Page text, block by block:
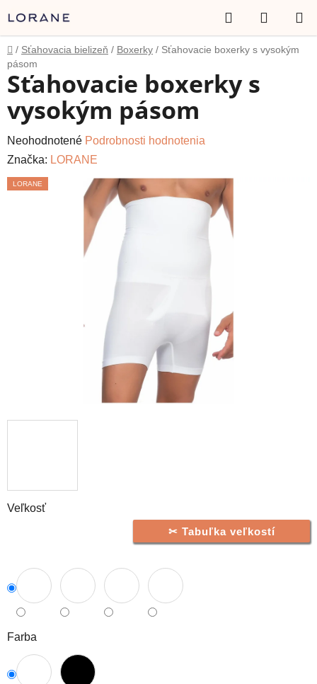
na
obsah
Hľadať
KOŠÍK
Domov
/ Sťahovacia bielizeň / Boxerky / Sťahovacie boxerky s vysokým
pásom
Tabuľka veľkostí
Veľkosť
Farba
Sťahovacie boxerky s
vysokým pásom
Priemerné
hodnotenie
produktu
Neohodnotené Podrobnosti hodnotenia
Značka: LORANE
LORANE